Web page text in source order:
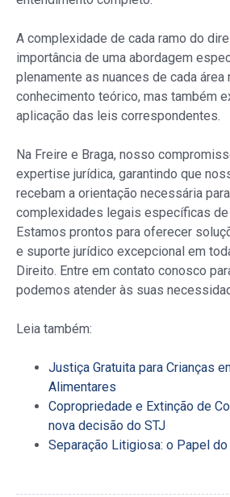
A complexidade de cada ramo do
importância de uma abordagem
plenamente as nuances de cada área
conhecimento teórico, mas também
aplicação das leis correspondentes.
Na Freire e Braga, nosso
expertise jurídica, garantindo que
recebam a orientação necessária
complexidades legais específicas
Estamos prontos para oferecer
e suporte jurídico excepcional em
Direito. Entre em contato conosco
podemos atender às suas
Leia também:
Justiça Gratuita para Crianças
Alimentares
Copropriedade e Extinção de
nova decisão do STJ
Separação Litigiosa: o Papel